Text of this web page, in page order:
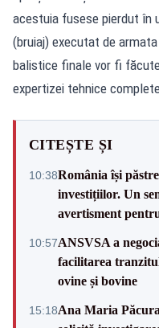
acestuia fusese pierdut în
(bruiaj) executat de
balistice finale vor fi
expertizei tehnice
CITEȘTE ȘI
10:38România își
investițiilor. Un
avertisment
10:57ANSVSA a
facilitarea
ovine și bovine
15:18Ana Maria